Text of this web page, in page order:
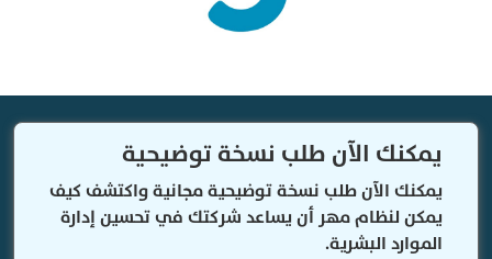
يمكنك الآن طلب نسخة توضيحية
يمكنك الآن طلب نسخة توضيحية مجانية واكتشف كيف
يمكن لنظام مهر أن يساعد شركتك في تحسين إدارة
الموارد البشرية.